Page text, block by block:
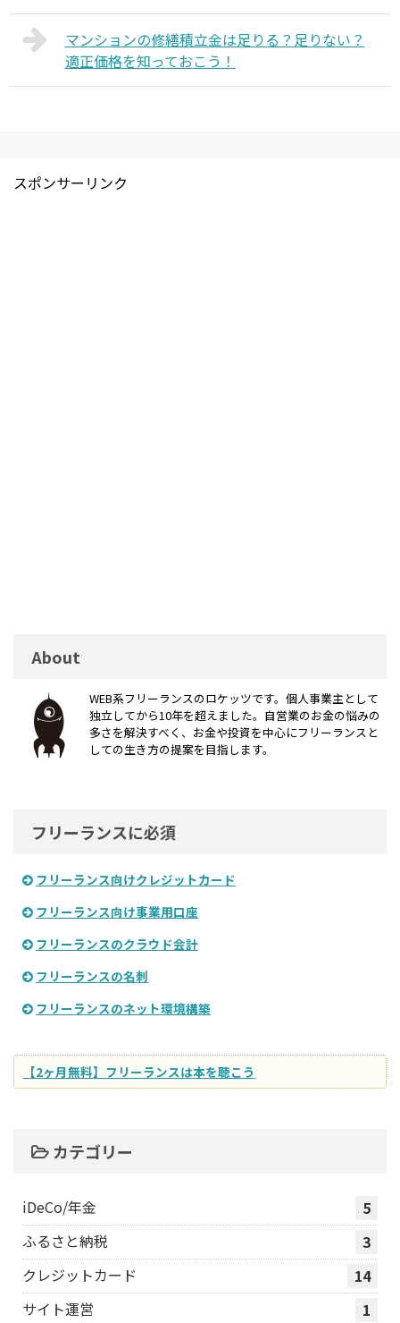
マンションの修繕積立金は足りる？足りない？
適正価格を知っておこう！
スポンサーリンク
About
WEB系フリーランスのロケッツです。個人事業主として
独立してから10年を超えました。自営業のお金の悩みの
多さを解決すべく、お金や投資を中心にフリーランスと
しての生き方の提案を目指します。
フリーランスに必須
フリーランス向けクレジットカード
フリーランス向け事業用口座
フリーランスのクラウド会計
フリーランスの名刺
フリーランスのネット環境構築
【2ヶ月無料】フリーランスは本を聴こう
カテゴリー
iDeCo/年金
5
ふるさと納税
3
クレジットカード
14
サイト運営
1